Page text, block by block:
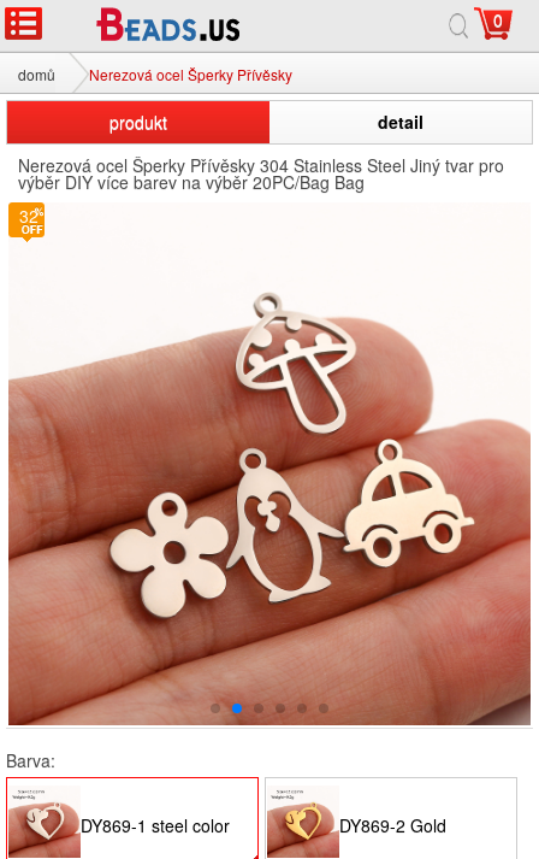
0
domů Nerezová ocel Šperky Přívěsky
produkt
detail
Nerezová ocel Šperky Přívěsky 304 Stainless Steel Jiný tvar pro
výběr DIY více barev na výběr 20PC/Bag Bag
Barva:
DY869-1 steel color DY869-2 Gold